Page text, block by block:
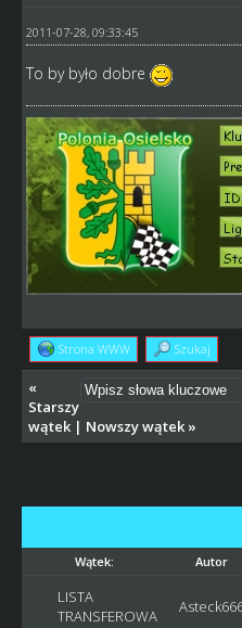
2011-07-28, 09:33:45
To by było dobre
Strona WWW Szukaj
«
Starszy
wątek| Nowszy wątek»
Wątek: Autor
LISTA
TRANSFEROWA